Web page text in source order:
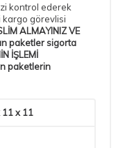
kontrol ederek
kargo görevlisi
ALMAYINIZ VE
paketler sigorta
İŞLEMİ
paketlerin
11 x 11